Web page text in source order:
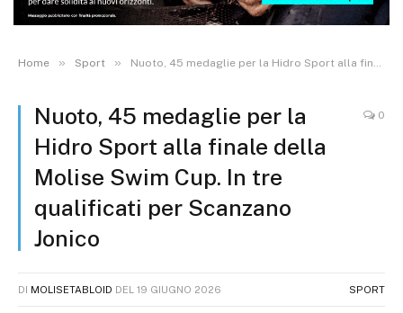
Home » Sport » Nuoto, 45 medaglie per la Hidro Sport alla finale della Molise Swim Cup. In tre qualificati per Scanzano Jonico
Nuoto, 45 medaglie per la
Hidro Sport alla finale della
Molise Swim Cup. In tre
qualificati per Scanzano
Jonico
0
DI MOLISETABLOID DEL 19 GIUGNO 2026 SPORT